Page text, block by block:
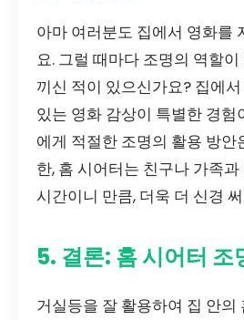
아마 여러분도 집에서 영화를
요. 그럴 때마다 조명의 역할
끼신 적이 있으신가요? 집에
있는 영화 감상이 특별한 경험
에게 적절한 조명의 활용 방안
한, 홈 시어터는 친구나 가족
시간이니 만큼, 더욱 더 신경
5. 결론: 홈 시어터 조
거실등을 잘 활용하여 집 안의